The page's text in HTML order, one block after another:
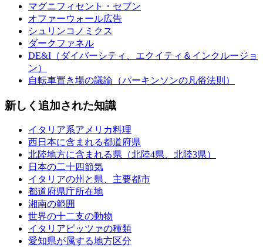
マグニフィセント・セブン
オファーウォール広告
シュリンコノミクス
ダークファネル
DE&I（ダイバーシティ、エクイティ＆インクルージョ
ン）
自転車置き場の議論（パーキンソンの凡俗法則）
新しく追加された知識
イタリア系アメリカ料理
西日本に含まれる都道府県
北陸地方に含まれる県（北陸4県、北陸3県）
日本の二十四節気
イタリアの州と県、主要都市
都道府県庁所在地
湘南の範囲
世界の十二支の動物
イタリアピッツァの種類
愛知県が属する地方区分